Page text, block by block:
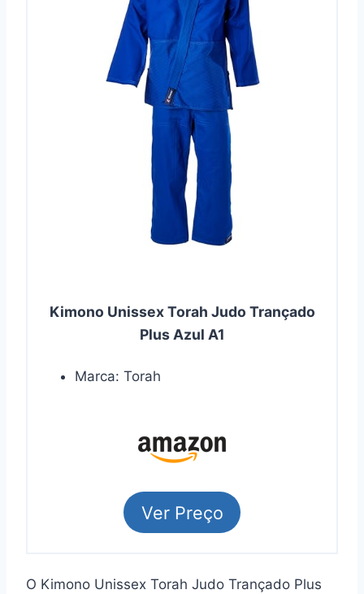
Kimono Unissex Torah Judo Trançado
Plus Azul A1
Marca: Torah
Ver Preço
O Kimono Unissex Torah Judo Trançado Plus